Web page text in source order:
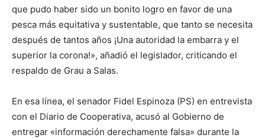
que pudo haber sido un bonito logro en favor de una
pesca más equitativa y sustentable, que tanto se necesita
después de tantos años ¡Una autoridad la embarra y el
superior la corona!», añadió el legislador, criticando el
respaldo de Grau a Salas.
En esa línea, el senador Fidel Espinoza (PS) en entrevista
con el Diario de Cooperativa, acusó al Gobierno de
entregar «información derechamente falsa» durante la